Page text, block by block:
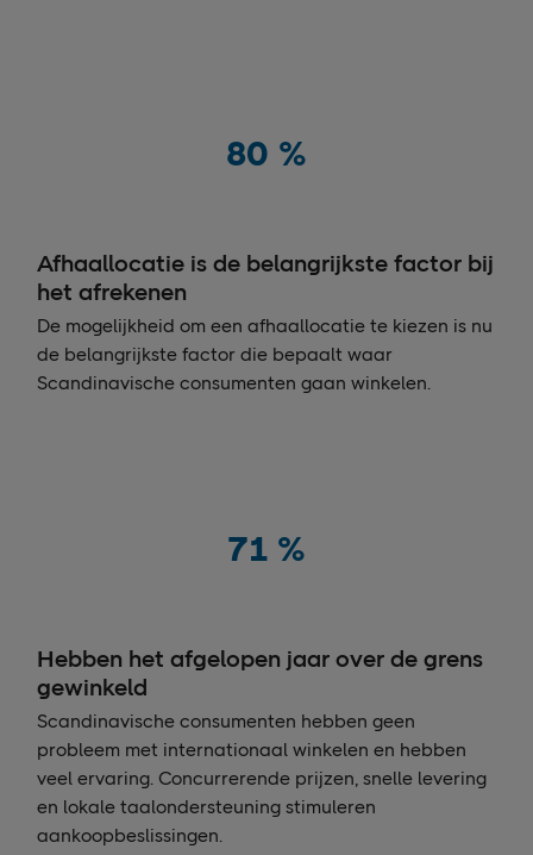
80 %
Afhaallocatie is de belangrijkste factor bij
het afrekenen
De mogelijkheid om een afhaallocatie te kiezen is nu
de belangrijkste factor die bepaalt waar
Scandinavische consumenten gaan winkelen.
71 %
Hebben het afgelopen jaar over de grens
gewinkeld
Scandinavische consumenten hebben geen
probleem met internationaal winkelen en hebben
veel ervaring. Concurrerende prijzen, snelle levering
en lokale taalondersteuning stimuleren
aankoopbeslissingen.